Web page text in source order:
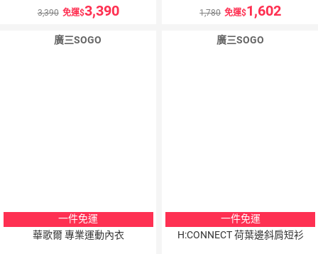
3,390 免運 3,390 1,780 免運 1,602
廣三SOGO
一件免運
華歌爾 專業運動內衣
廣三SOGO
一件免運
H:CONNECT 荷葉邊斜肩短衫